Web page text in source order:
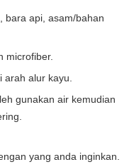
bara api, asam/bahan
microfiber.
arah alur kayu.
gunakan air kemudian
yang anda inginkan.